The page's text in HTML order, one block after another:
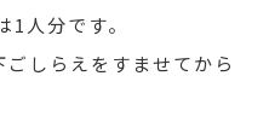
1人分です。
しらえをすませてから